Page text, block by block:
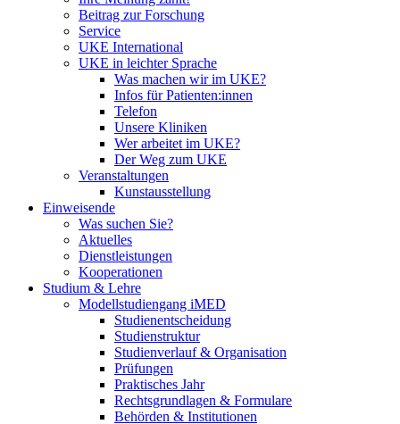
Beitrag zur Forschung
Service
UKE International
UKE in leichter Sprache
Was machen wir im UKE?
Infos für Patienten:innen
Telefon
Unsere Kliniken
Wer arbeitet im UKE?
Der Weg zum UKE
Veranstaltungen
Kunstausstellung
Einweisende
Was suchen Sie?
Aktuelles
Dienstleistungen
Kooperationen
Studium & Lehre
Modellstudiengang iMED
Studienentscheidung
Studienstruktur
Studienverlauf & Organisation
Prüfungen
Praktisches Jahr
Rechtsgrundlagen & Formulare
Behörden & Institutionen